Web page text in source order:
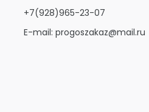
+7(928)965-23-07
E-mail: progoszakaz@mail.ru